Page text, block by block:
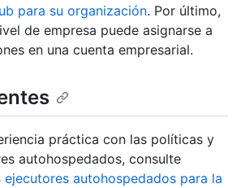
para su organización. Por último,
de empresa puede asignarse a
en una cuenta empresarial.
práctica con las políticas y
autohospedados, consulte
autohospedados para la